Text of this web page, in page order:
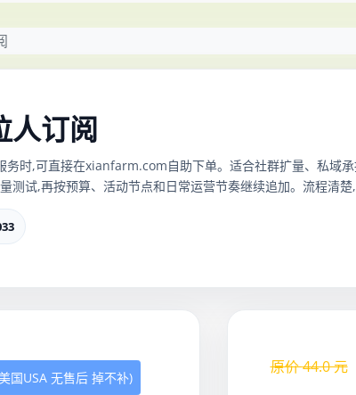
人订阅
时,可直接在xianfarm.com自助下单。适合社群扩量、私域承
测试,再按预算、活动节点和日常运营节奏继续追加。流程清
USA 无售后 掉不补)
原价44.0元